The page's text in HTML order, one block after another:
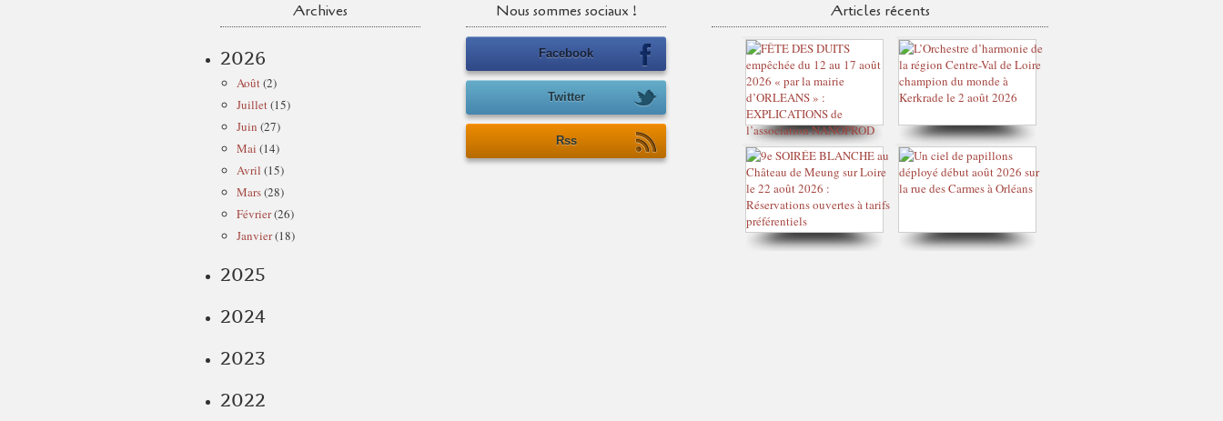
Archives
2026
Août(2)
Juillet(15)
Juin (27)
Mai (14)
Avril (15)
Mars(28)
Février(26)
Janvier(18)
2025
2024
2023
2022
Nous sommes sociaux !
Facebook
Twitter
Rss
Articles récents